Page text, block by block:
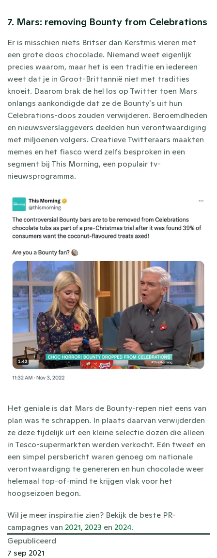
7. Mars: removing Bounty from Celebrations
Er is misschien niets Britser dan Kerstmis vieren met
een grote doos chocolade. Niemand weet eigenlijk
precies waarom, maar het is een traditie en iedereen
weet dat je in Groot-Brittannië niet met tradities
knoeit. Daarom brak de hel los op Twitter toen Mars
onlangs aankondigde dat ze de Bounty's uit hun
Celebrations-doos zouden verwijderen. Beroemdheden
en nieuwsverslaggevers deelden hun verontwaardiging
met miljoenen volgers. Creatieve Twitteraars maakten
memes en het fiasco werd zelfs besproken in een
segment bij This Morning, een populair tv-
nieuwsprogramma.
Het geniale is dat Mars de Bounty-repen niet eens van
plan was te schrappen. In plaats daarvan verwijderden
ze deze tijdelijk uit een kleine selectie dozen die alleen
in Tesco-supermarkten werden verkocht. Eén tweet en
een simpel persbericht waren genoeg om nationale
verontwaardigng te genereren en hun chocolade weer
helemaal top-of-mind te krijgen vlak voor het
hoogseizoen begon.
Wil je meer inspiratie zien? Bekijk de beste PR-
campagnes van 2021, 2023 en 2024.
Gepubliceerd
7 sep 2021